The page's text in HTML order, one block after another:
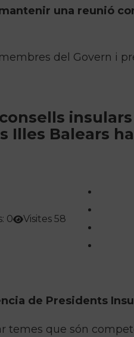
una reunió
del Govern i
Illes Balears
0 Visites 58
de Presidents
temes que són